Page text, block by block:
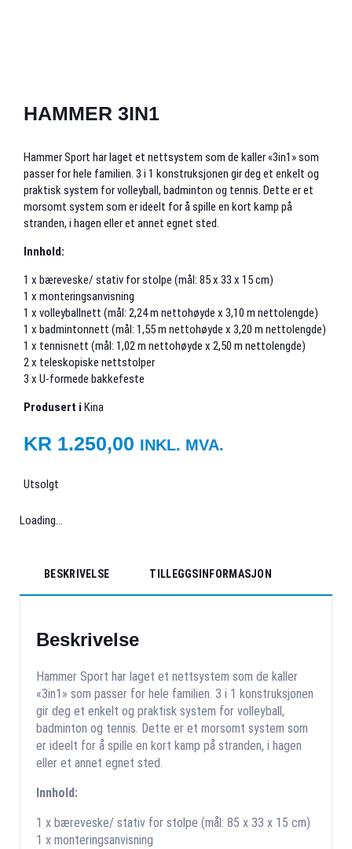
HAMMER 3IN1
Hammer Sport har laget et nettsystem som de kaller «3in1» som
passer for hele familien. 3 i 1 konstruksjonen gir deg et enkelt og
praktisk system for volleyball, badminton og tennis. Dette er et
morsomt system som er ideelt for å spille en kort kamp på
stranden, i hagen eller et annet egnet sted.
Innhold:
1 x bæreveske/ stativ for stolpe (mål: 85 x 33 x 15 cm)
1 x monteringsanvisning
1 x volleyballnett (mål: 2,24 m nettohøyde x 3,10 m nettolengde)
1 x badmintonnett (mål: 1,55 m nettohøyde x 3,20 m nettolengde)
1 x tennisnett (mål: 1,02 m nettohøyde x 2,50 m nettolengde)
2 x teleskopiske nettstolper
3 x U-formede bakkefeste
Produsert i Kina
KR 1.250,00 INKL. MVA.
Utsolgt
Loading...
BESKRIVELSE TILLEGGSINFORMASJON
Beskrivelse
Hammer Sport har laget et nettsystem som de kaller
«3in1» som passer for hele familien. 3 i 1 konstruksjonen
gir deg et enkelt og praktisk system for volleyball,
badminton og tennis. Dette er et morsomt system som
er ideelt for å spille en kort kamp på stranden, i hagen
eller et annet egnet sted.
Innhold:
1 x bæreveske/ stativ for stolpe (mål: 85 x 33 x 15 cm)
1 x monteringsanvisning